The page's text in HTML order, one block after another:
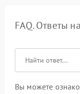
FAQ. Ответы
Вы можете